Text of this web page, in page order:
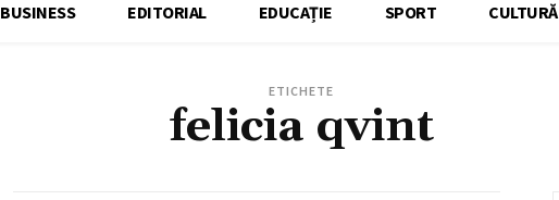
BUSINESS EDITORIAL EDUCAȚIE SPORT CULTURĂ
ETICHETE
felicia qvint